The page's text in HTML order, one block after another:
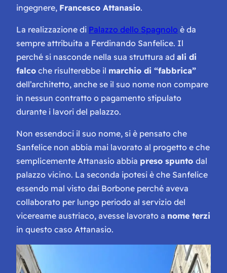
ingegnere, Francesco Attanasio.
La realizzazione di Palazzo dello Spagnolo è da
sempre attribuita a Ferdinando Sanfelice. Il
perché si nasconde nella sua struttura ad ali di
falco che risulterebbe il marchio di “fabbrica”
dell’architetto, anche se il suo nome non compare
in nessun contratto o pagamento stipulato
durante i lavori del palazzo.
Non essendoci il suo nome, si è pensato che
Sanfelice non abbia mai lavorato al progetto e che
semplicemente Attanasio abbia preso spunto dal
palazzo vicino. La seconda ipotesi è che Sanfelice
essendo mal visto dai Borbone perché aveva
collaborato per lungo periodo al servizio del
vicereame austriaco, avesse lavorato a nome terzi
in questo caso Attanasio.